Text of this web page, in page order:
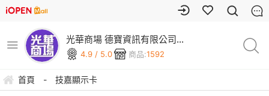
光華商場 德寶資訊有限公司
(可刷卡)
4.9 / 5.0 商品:1592
首頁 - 技嘉顯示卡